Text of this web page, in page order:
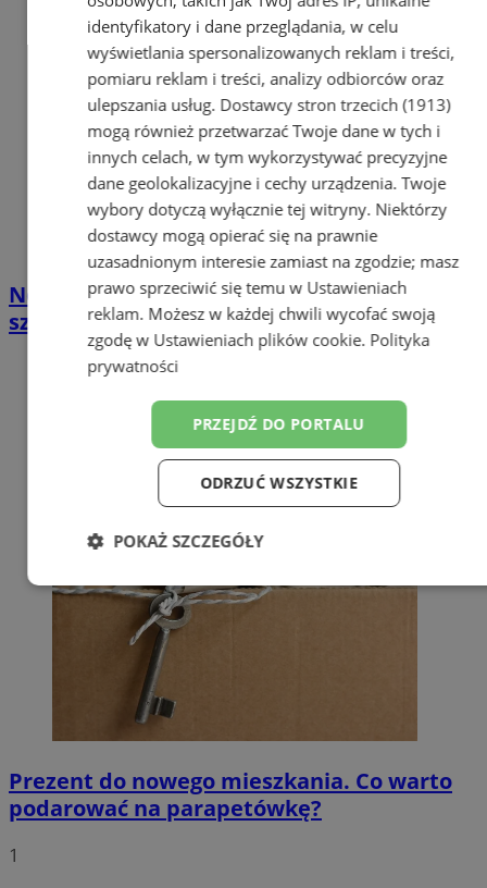
Nowe mieszkania na sprzedaż – gdzie
szukać ofert?
Prezent do nowego mieszkania. Co warto
podarować na parapetówkę?
1
identyfikatory i dane przeglądania, w celu
wyświetlania spersonalizowanych reklam i treści,
pomiaru reklam i treści, analizy odbiorców oraz
ulepszania usług. Dostawcy stron trzecich (1913)
mogą również przetwarzać Twoje dane w tych i
innych celach, w tym wykorzystywać precyzyjne
dane geolokalizacyjne i cechy urządzenia. Twoje
wybory dotyczą wyłącznie tej witryny. Niektórzy
dostawcy mogą opierać się na prawnie
uzasadnionym interesie zamiast na zgodzie; masz
prawo sprzeciwić się temu w Ustawieniach
reklam. Możesz w każdej chwili wycofać swoją
zgodę w Ustawieniach plików cookie. Polityka
prywatności
PRZEJDŹ DO PORTALU
ODRZUĆ WSZYSTKIE
POKAŻ SZCZEGÓŁY
Niezbędne Wydajność Targetowanie
Funkcjonalność
Niezbędne